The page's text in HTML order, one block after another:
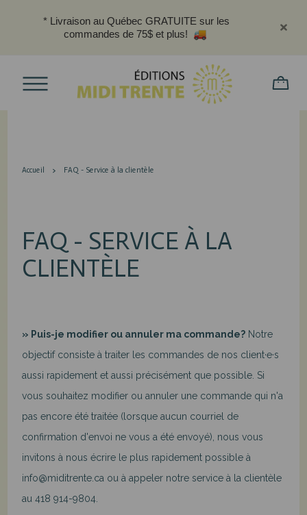
* Livraison au Québec GRATUITE sur les
commandes de 75$ et plus!
Accueil FAQ - Service à la clientèle
FAQ - SERVICE À LA
CLIENTÈLE
» Puis-je modifier ou annuler ma commande? Notre
objectif consiste à traiter les commandes de nos client·e·s
aussi rapidement et aussi précisément que possible. Si
vous souhaitez modifier ou annuler une commande qui n'a
pas encore été traitée (lorsque aucun courriel de
confirmation d'envoi ne vous a été envoyé), nous vous
invitons à nous écrire le plus rapidement possible à
info@miditrente.ca ou à appeler notre service à la clientèle
au 418 914-9804.